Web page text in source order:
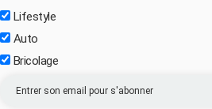
Lifestyle
Auto
Bricolage